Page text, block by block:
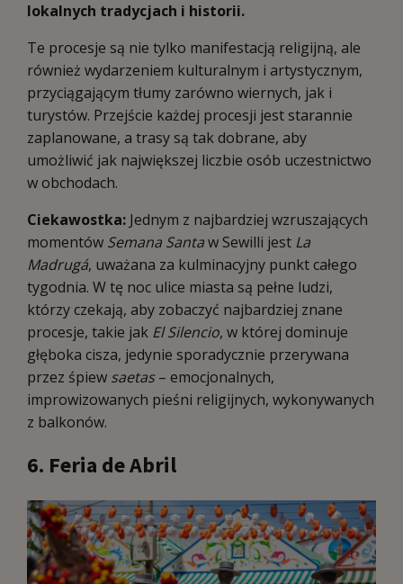
lokalnych tradycjach i historii.
Te procesje są nie tylko manifestacją religijną, ale
również wydarzeniem kulturalnym i artystycznym,
przyciągającym tłumy zarówno wiernych, jak i
turystów. Przejście każdej procesji jest starannie
zaplanowane, a trasy są tak dobrane, aby
umożliwić jak największej liczbie osób uczestnictwo
w obchodach.
Ciekawostka: Jednym z najbardziej wzruszających
momentów Semana Santaw Sewilli jest La
Madrugá, uważana za kulminacyjny punkt całego
tygodnia. W tę noc ulice miasta są pełne ludzi,
którzy czekają, aby zobaczyć najbardziej znane
procesje, takie jak El Silencio, w której dominuje
głęboka cisza, jedynie sporadycznie przerywana
przez śpiew saetas– emocjonalnych,
improwizowanych pieśni religijnych, wykonywanych
z balkonów.
6. Feria de Abril